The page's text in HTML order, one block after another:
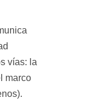
vías: la
marco